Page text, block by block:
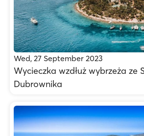
Wed, 27 September 2023
Wycieczka wzdłuż wybrzeża ze
Dubrownika